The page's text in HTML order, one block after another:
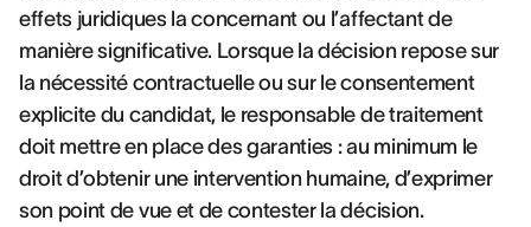
effets juridiques la concernant ou l’affectant de
manière significative. Lorsque la décision repose sur
la nécessité contractuelle ou sur le consentement
explicite du candidat, le responsable de traitement
doit mettre en place des garanties : au minimum le
droit d’obtenir une intervention humaine, d’exprimer
son point de vue et de contester la décision.